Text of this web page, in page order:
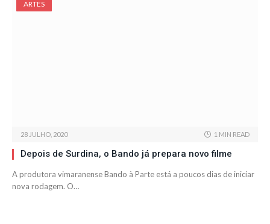
ARTES
28 JULHO, 2020 1 MIN READ
Depois de Surdina, o Bando já prepara novo filme
A produtora vimaranense Bando à Parte está a poucos dias de iniciar
nova rodagem. O…